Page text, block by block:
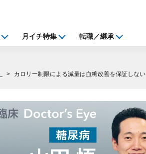
月イチ特集 転職／継承
カロリー制限による減量は血糖改善を保証しない